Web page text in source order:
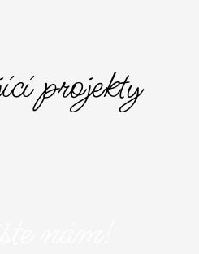
projekty